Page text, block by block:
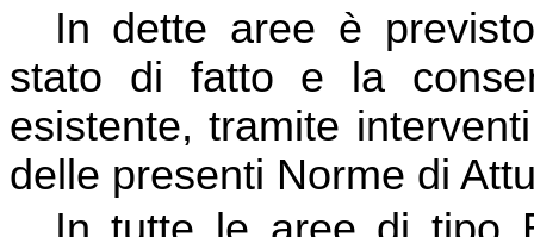
In dette aree è
stato di fatto e la
esistente, tramite
delle presenti Norme di